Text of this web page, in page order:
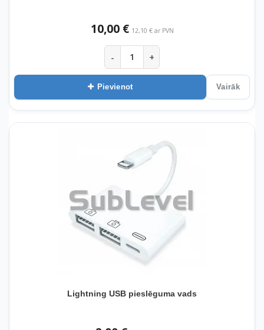
10,00 € 12,10 € ar PVN
- +
Pievienot Vairāk
Lightning USB pieslēguma vads